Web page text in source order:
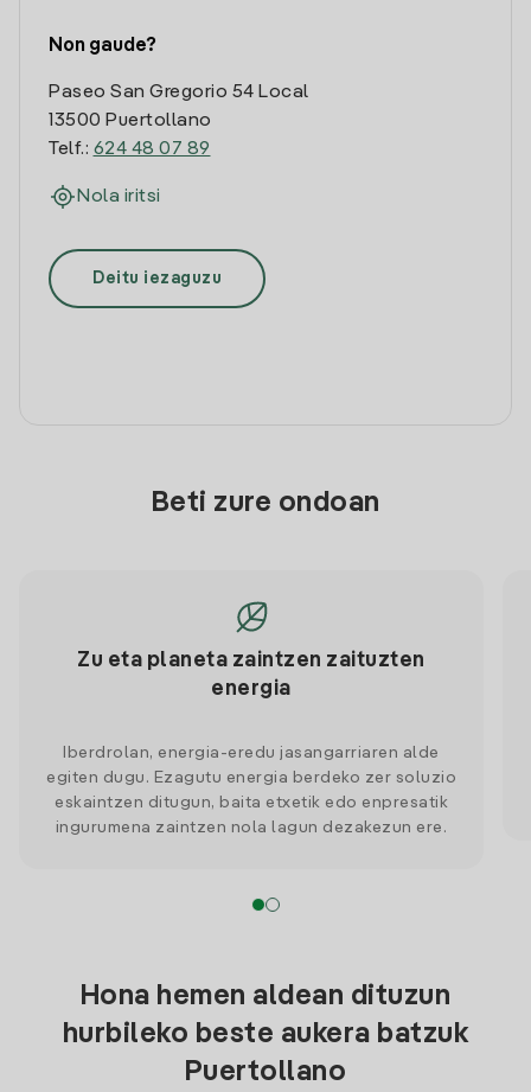
Non gaude?
Paseo San Gregorio 54 Local
13500 Puertollano
Telf.: 624 48 07 89
Nola iritsi
Deitu iezaguzu
Beti zure ondoan
Zu eta planeta zaintzen zaituzten
energia
Iberdrolan, energia-eredu jasangarriaren alde
egiten dugu. Ezagutu energia berdeko zer soluzio
eskaintzen ditugun, baita etxetik edo enpresatik
ingurumena zaintzen nola lagun dezakezun ere.
Hona hemen aldean dituzun
hurbileko beste aukera batzuk
Puertollano